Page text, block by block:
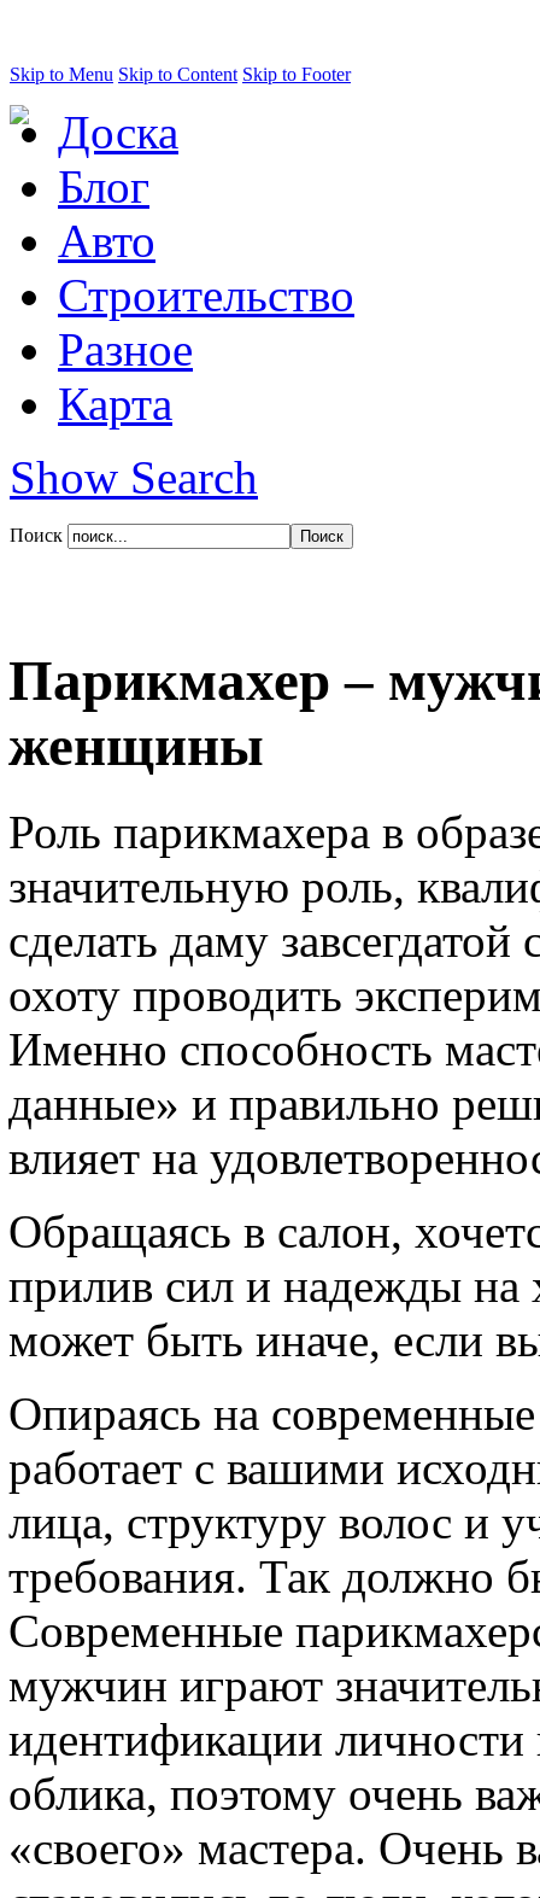
Skip to Menu Skip to Content Skip to Footer
Доска
Блог
Авто
Строительство
Разное
Карта
Show Search
Поиск
Парикмахер –
женщины
Роль парикмахера в
значительную роль,
сделать даму
охоту проводить
Именно способность
данные» и правильно
влияет на
Обращаясь в салон,
прилив сил и надежды на
может быть иначе, если
Опираясь на
работает с вашими
лица, структуру волос и
требования. Так должно
Современные
мужчин играют
идентификации личности
облика, поэтому очень
«своего» мастера.